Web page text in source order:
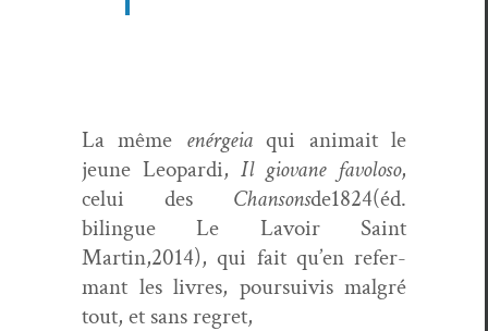
La même enérgeiaqui ani­mait le
jeune Leop­ar­di, Il gio­vane favoloso,
celui des Chan­sonsde1824(éd.
bilingue Le Lavoir Saint
Martin,2014), qui fait qu’en refer­
mant les livres, pour­suiv­is mal­gré
tout, et sans regret,